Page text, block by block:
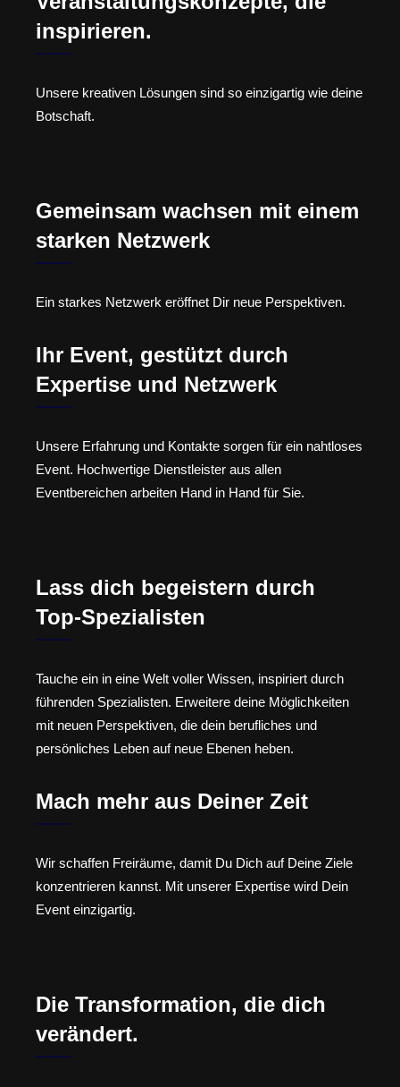
inspirieren.
Unsere kreativen Lösungen sind so einzigartig wie deine
Botschaft.
Gemeinsam wachsen mit einem
starken Netzwerk
Ein starkes Netzwerk eröffnet Dir neue Perspektiven.
Ihr Event, gestützt durch
Expertise und Netzwerk
Unsere Erfahrung und Kontakte sorgen für ein nahtloses
Event. Hochwertige Dienstleister aus allen
Eventbereichen arbeiten Hand in Hand für Sie.
Lass dich begeistern durch
Top-Spezialisten
Tauche ein in eine Welt voller Wissen, inspiriert durch
führenden Spezialisten. Erweitere deine Möglichkeiten
mit neuen Perspektiven, die dein berufliches und
persönliches Leben auf neue Ebenen heben.
Mach mehr aus Deiner Zeit
Wir schaffen Freiräume, damit Du Dich auf Deine Ziele
konzentrieren kannst. Mit unserer Expertise wird Dein
Event einzigartig.
Die Transformation, die dich
verändert.